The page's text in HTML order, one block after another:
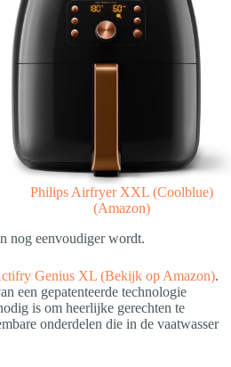
Philips Airfryer XXL (Coolblue)
(Amazon)
nog eenvoudiger wordt.
Genius XL (Bekijk op Amazon).
een gepatenteerde technologie
is om heerlijke gerechten te
onderdelen die in de vaatwasser